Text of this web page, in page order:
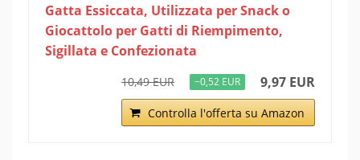
Gatta Essiccata, Utilizzata per Snack o
Giocattolo per Gatti di Riempimento,
Sigillata e Confezionata
10,49 EUR −0,52 EUR 9,97 EUR
Controlla l'offerta su Amazon